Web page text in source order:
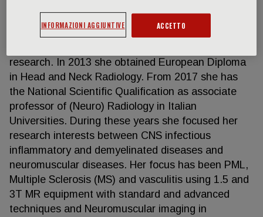
1995 she has been in staff at the Neuroradiology
Department of I.R.C.C.S. San Raffaele Hospital,
research. In 2013 she obtained European Diploma
in Head and Neck Radiology. From 2017 she has
the National Scientific Qualification as associate
professor of (Neuro) Radiology in Italian
Universities. During these years she focused her
research interests between CNS infectious
inflammatory and demyelinated diseases and
neuromuscular diseases. Her focus has been PML,
Multiple Sclerosis (MS) and vasculitis using 1.5 and
3T MR equipment with standard and advanced
techniques and Neuromuscular imaging in
INFORMAZIONI AGGIUNTIVE ACCETTO